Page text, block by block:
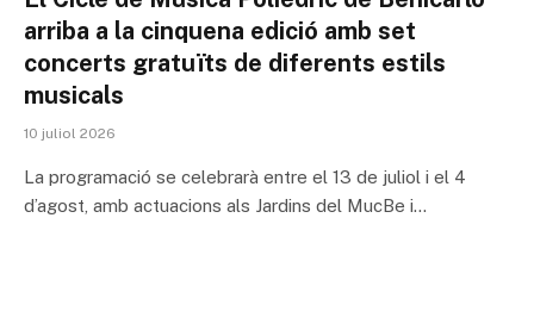
arriba a la cinquena edició amb set
concerts gratuïts de diferents estils
musicals
10 juliol 2026
La programació se celebrarà entre el 13 de juliol i el 4
d’agost, amb actuacions als Jardins del MucBe i…